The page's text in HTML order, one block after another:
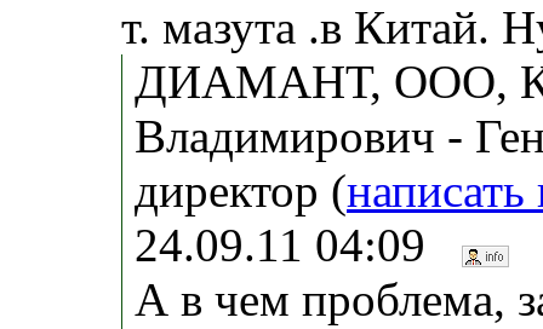
т. мазута .в Китай.
ДИАМАНТ, ООО,
Владимирович -
директор (
24.09.11 04:09
А в чем проблема,